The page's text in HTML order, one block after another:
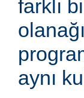
farklı
aynı